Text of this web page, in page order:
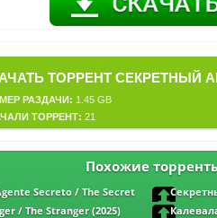
РАЗДАЧИ: 1.45 GB
ТОРРЕНТ: 21
Похожие
Secreto / The Secret
| D | Велес
Secreto /
/ The Stranger (2025)